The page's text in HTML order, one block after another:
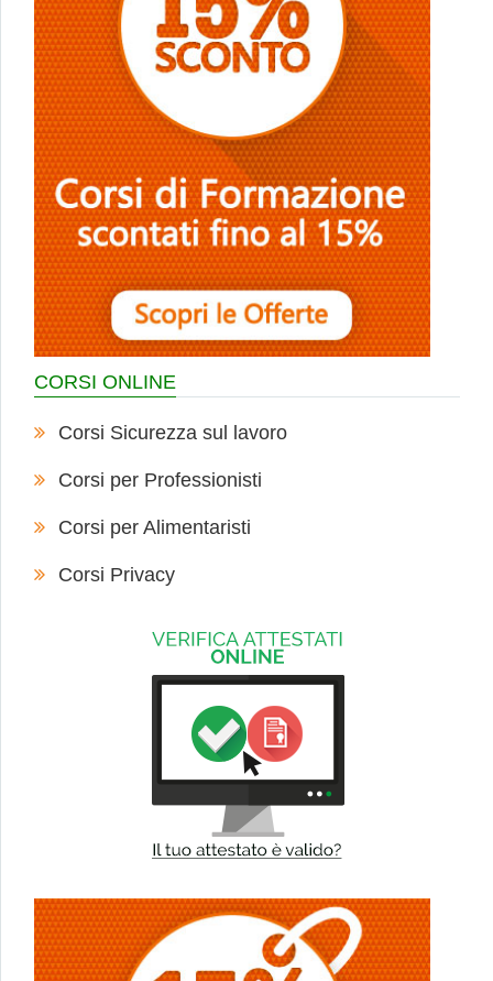
CORSI ONLINE
Corsi Sicurezza sul lavoro
Corsi per Professionisti
Corsi per Alimentaristi
Corsi Privacy